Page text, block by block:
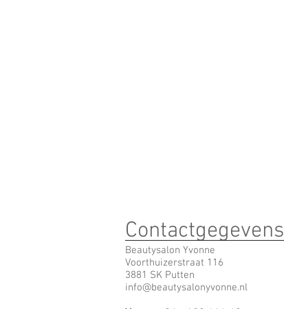
Contactgegevens
Beautysalon Yvonne
Voorthuizerstraat 116
3881 SK Putten
info@beautysalonyvonne.nl